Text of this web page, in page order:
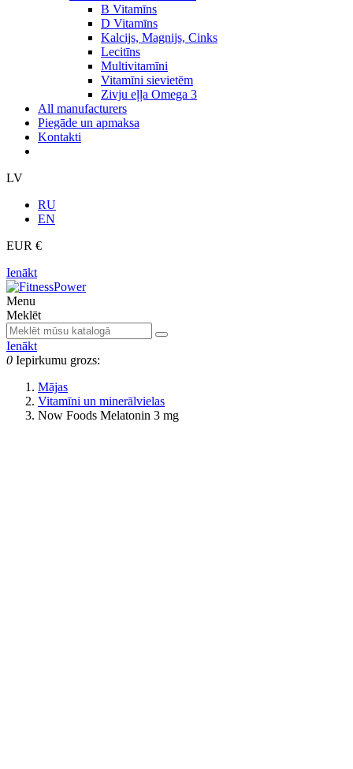
B Vitamīns
D Vitamīns
Kalcijs, Magnijs, Cinks
Lecitīns
Multivitamīni
Vitamīni sievietēm
Zivju eļļa Omega 3
All manufacturers
Piegāde un apmaksa
Kontakti
LV
RU
EN
EUR €
Ienākt
Menu
Meklēt
Ienākt
0 Iepirkumu grozs:
Mājas
Vitamīni un minerālvielas
Now Foods Melatonin 3 mg